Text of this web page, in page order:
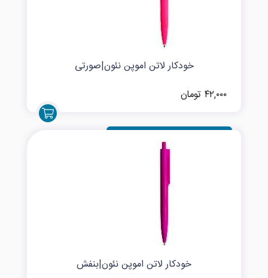
خودکار لاتن اموپن نئون|صورتی
۴۲,۰۰۰ تومان
خودکار لاتن اموپن نئون|بنفش